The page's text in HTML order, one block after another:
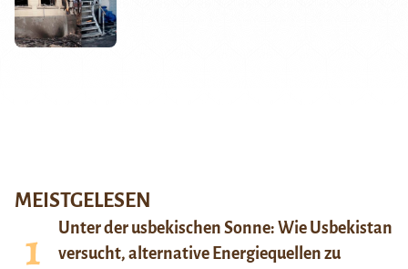
MEISTGELESEN
Unter der usbekischen Sonne: Wie Usbekistan
versucht, alternative Energiequellen zu